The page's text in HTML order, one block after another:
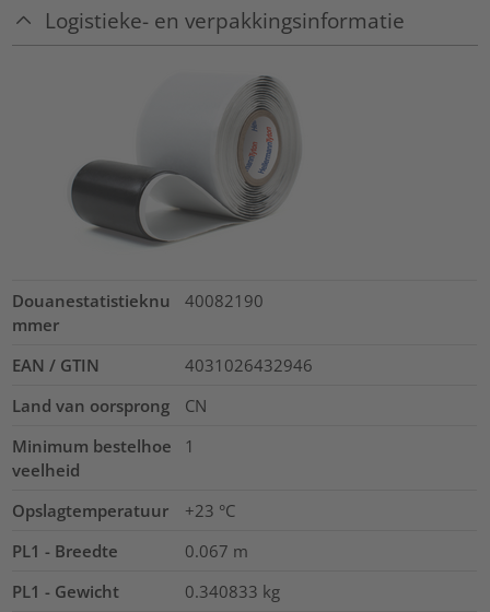
Logistieke- en verpakkingsinformatie
Douanestatistieknu
mmer
40082190
EAN / GTIN
4031026432946
Land van oorsprong
CN
Minimum bestelhoe
veelheid
1
Opslagtemperatuur
+23 °C
PL1 - Breedte
0.067 m
PL1 - Gewicht
0.340833 kg